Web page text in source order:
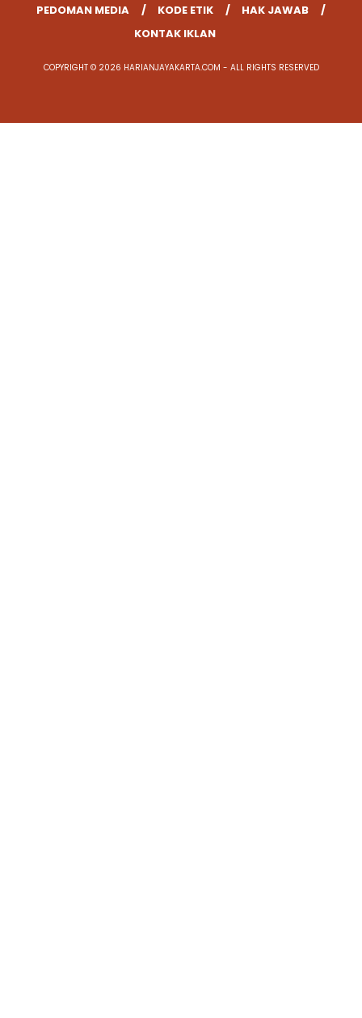
PEDOMAN MEDIA KODE ETIK
HAK JAWAB
KONTAK IKLAN
COPYRIGHT © 2026 HARIANJAYAKARTA.COM - ALL RIGHTS RESERVED